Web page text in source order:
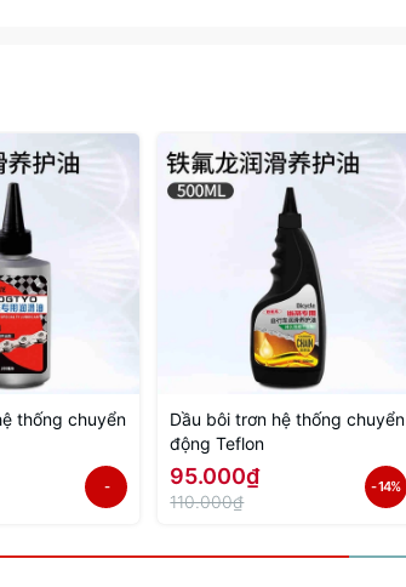
thống chuyển
-
Dầu bôi trơn hệ thống chuyển
động Teflon
95.000₫
110.000₫
- 14%